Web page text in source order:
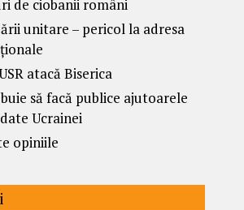
de ciobanii români
unitare – pericol la adresa
atacă Biserica
să facă publice ajutoarele
Ucrainei
opiniile